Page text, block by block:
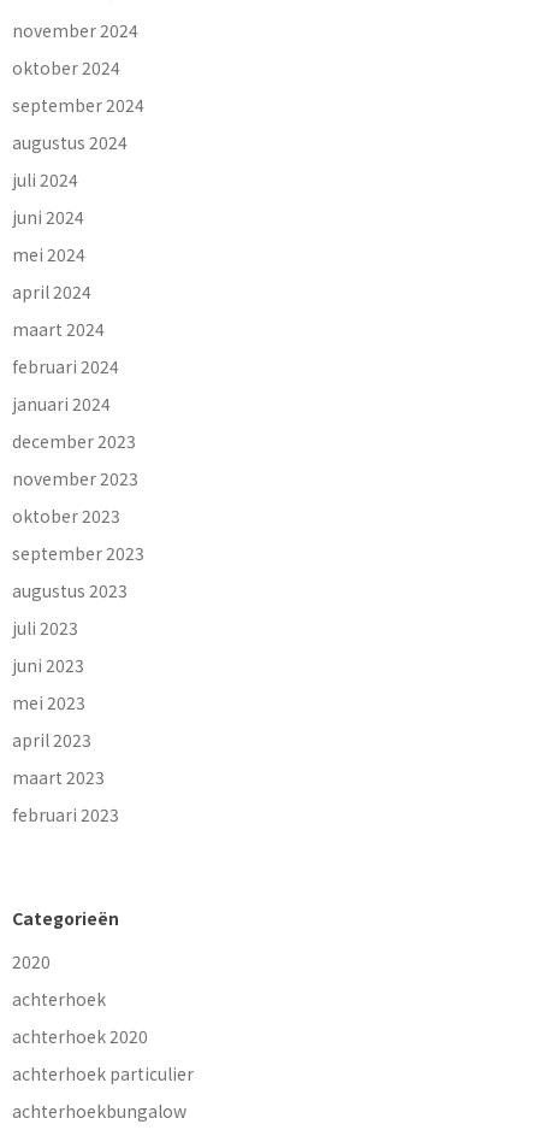
november 2024
oktober 2024
september 2024
augustus 2024
juli 2024
juni 2024
mei 2024
april 2024
maart 2024
februari 2024
januari 2024
december 2023
november 2023
oktober 2023
september 2023
augustus 2023
juli 2023
juni 2023
mei 2023
april 2023
maart 2023
februari 2023
Categorieën
2020
achterhoek
achterhoek 2020
achterhoek particulier
achterhoekbungalow